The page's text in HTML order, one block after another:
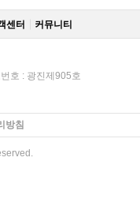
센터 커뮤니티
호 : 광진제905호
방침